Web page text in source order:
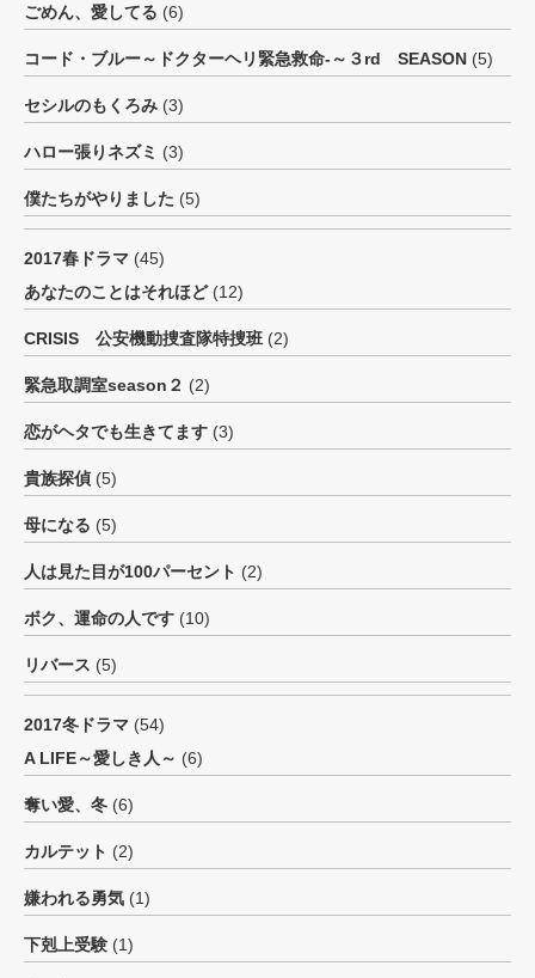
ごめん、愛してる (6)
コード・ブルー～ドクターヘリ緊急救命-～３rd SEASON (5)
セシルのもくろみ (3)
ハロー張りネズミ (3)
僕たちがやりました (5)
2017春ドラマ (45)
あなたのことはそれほど(12)
CRISIS 公安機動捜査隊特捜班 (2)
緊急取調室season２ (2)
恋がヘタでも生きてます (3)
貴族探偵 (5)
母になる (5)
人は見た目が100パーセント (2)
ボク、運命の人です (10)
リバース (5)
2017冬ドラマ (54)
A LIFE～愛しき人～ (6)
奪い愛、冬 (6)
カルテット (2)
嫌われる勇気 (1)
下剋上受験 (1)